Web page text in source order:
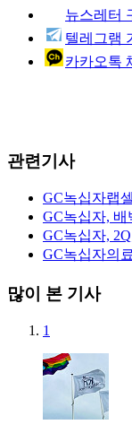
뉴스레터
텔레그램
카카오톡
관련기사
GC녹십자랩
GC녹십자, 배
GC녹십자,
GC녹십자의
많이 본 기사
1